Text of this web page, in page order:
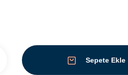
Sepete Ekle